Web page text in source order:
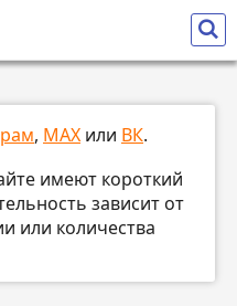
, MAX или ВК.
имеют короткий
зависит от
или количества